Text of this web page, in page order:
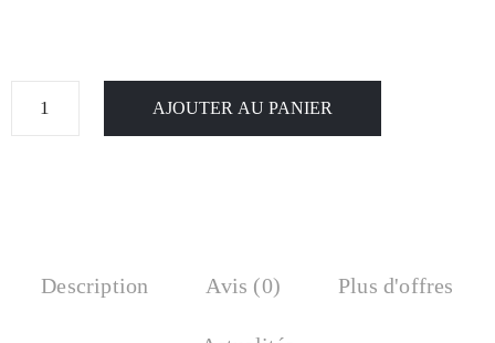
AJOUTER AU PANIER
Description Avis (0) Plus d'offres